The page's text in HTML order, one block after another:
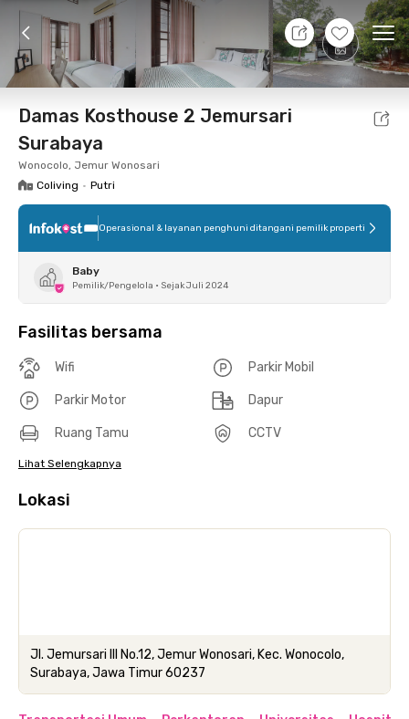
+12
11 Agt 26 - Belum tahu
Foto Fasilitas bersama Lokasi Kamar
Damas Kosthouse 2 Jemursari
Surabaya
Wonocolo, Jemur Wonosari
Coliving • Putri
Operasional & layanan penghuni ditangani pemilik properti
Baby
Pemilik/Pengelola • Sejak Juli 2024
Fasilitas bersama
Wifi Parkir Mobil
Parkir Motor Dapur
Ruang Tamu CCTV
Lihat Selengkapnya
Lokasi
Jl. Jemursari III No.12, Jemur Wonosari, Kec. Wonocolo,
Surabaya, Jawa Timur 60237